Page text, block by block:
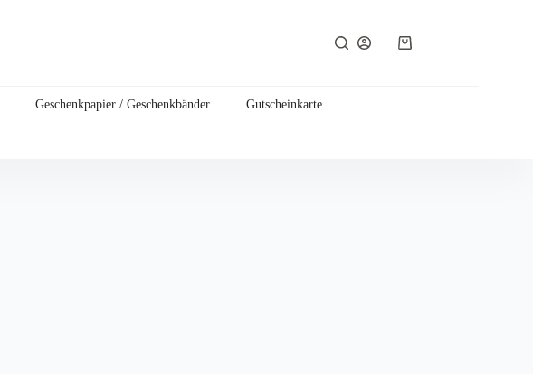
Warenkorb
Geschenkpapier / Geschenkbänder Gutscheinkarte